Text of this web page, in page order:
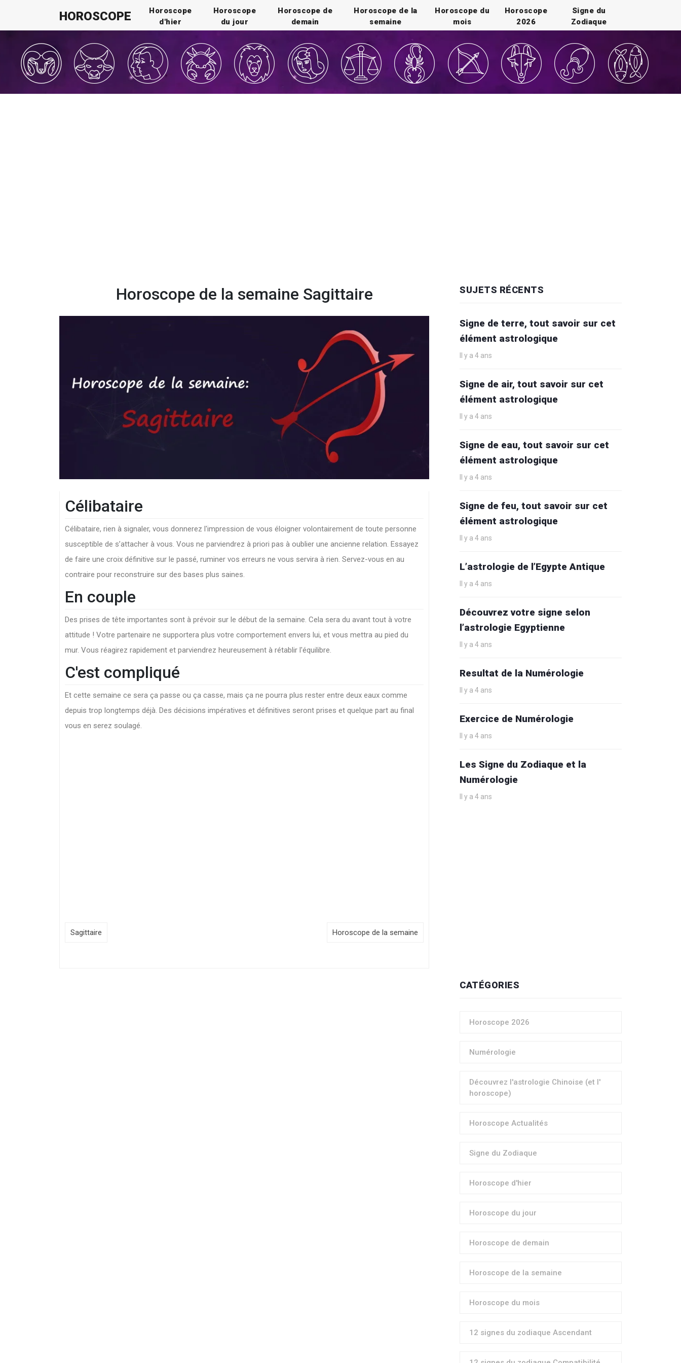
HOROSCOPE
Horoscope
d'hier
Horoscope
du jour
Horoscope de
demain
Horoscope de la
semaine
Horoscope du
mois
Horoscope
2026
Signe du
Zodiaque
Horoscope de la semaine Sagittaire
Célibataire
Célibataire, rien à signaler, vous donnerez l'impression de vous éloigner volontairement de toute personne
susceptible de s’attacher à vous. Vous ne parviendrez à priori pas à oublier une ancienne relation. Essayez
de faire une croix définitive sur le passé, ruminer vos erreurs ne vous servira à rien. Servez-vous en au
contraire pour reconstruire sur des bases plus saines.
En couple
Des prises de tête importantes sont à prévoir sur le début de la semaine. Cela sera du avant tout à votre
attitude ! Votre partenaire ne supportera plus votre comportement envers lui, et vous mettra au pied du
mur. Vous réagirez rapidement et parviendrez heureusement à rétablir l'équilibre.
C'est compliqué
Et cette semaine ce sera ça passe ou ça casse, mais ça ne pourra plus rester entre deux eaux comme
depuis trop longtemps déjà. Des décisions impératives et définitives seront prises et quelque part au final
vous en serez soulagé.
Sagittaire Horoscope de la semaine
SUJETS RÉCENTS
Signe de terre, tout savoir sur cet
élément astrologique
Il y a 4 ans
Signe de air, tout savoir sur cet
élément astrologique
Il y a 4 ans
Signe de eau, tout savoir sur cet
élément astrologique
Il y a 4 ans
Signe de feu, tout savoir sur cet
élément astrologique
Il y a 4 ans
L’astrologie de l’Egypte Antique
Il y a 4 ans
Découvrez votre signe selon
l’astrologie Egyptienne
Il y a 4 ans
Resultat de la Numérologie
Il y a 4 ans
Exercice de Numérologie
Il y a 4 ans
Les Signe du Zodiaque et la
Numérologie
Il y a 4 ans
CATÉGORIES
Horoscope 2026
Numérologie
Découvrez l'astrologie Chinoise (et l'
horoscope)
Horoscope Actualités
Signe du Zodiaque
Horoscope d'hier
Horoscope du jour
Horoscope de demain
Horoscope de la semaine
Horoscope du mois
12 signes du zodiaque Ascendant